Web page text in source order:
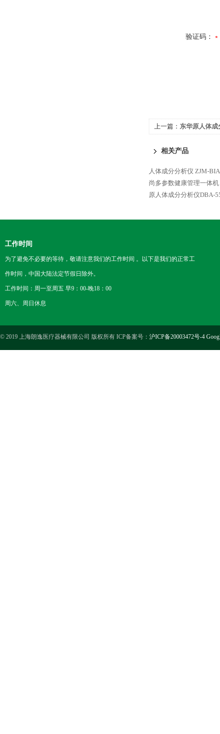
验证码：
上一篇： 东华原人体成
相关产品
人体成分分析仪 ZJM-
尚多参数健康管理一体机
原人体成分分析仪DBA-
工作时间
为了避免不必要的等待，敬请注意我们的工作时间 。以下是我们的正常工
作时间，中国大陆法定节假日除外。
工作时间：周一至周五 早9：00-晚18：00
周六、周日休息
© 2019 上海朗逸医疗器械有限公司 版权所有 ICP备案号： 沪ICP备20003472号-4